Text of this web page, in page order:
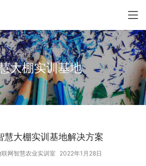
大棚实训基地
慧大棚实训基地解决方案
联网智慧农业实训室 2022年1月28日